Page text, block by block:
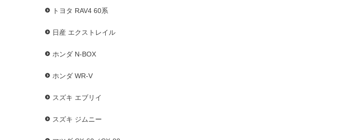
トヨタ RAV4 60系
日産 エクストレイル
ホンダ N-BOX
ホンダ WR-V
スズキ エブリイ
スズキ ジムニー